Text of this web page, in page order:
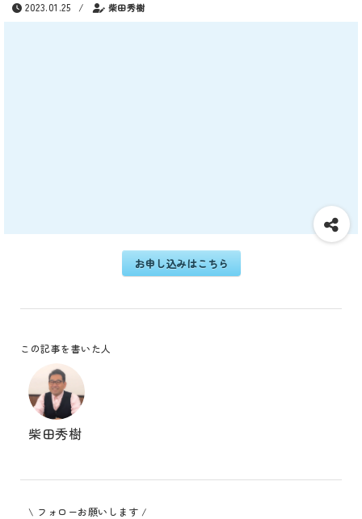
2023.01.25 / 柴田秀樹
お申し込みはこちら
この記事を書いた人
柴田秀樹
\ フォローお願いします /